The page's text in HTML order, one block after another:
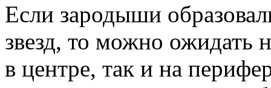
Если зародыши
звезд, то можно ожидать
в центре, так и на